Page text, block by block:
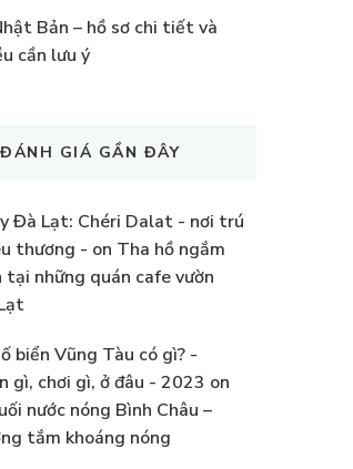
Bản – hồ sơ chi tiết và
cần lưu ý
ĐÁNH GIÁ GẦN ĐÂY
Đà Lạt: Chéri Dalat - nơi trú
thương - on Tha hồ ngắm
tại những quán cafe vườn
biển Vũng Tàu có gì? -
gì, chơi gì, ở đâu - 2023 on
nước nóng Bình Châu –
tắm khoáng nóng